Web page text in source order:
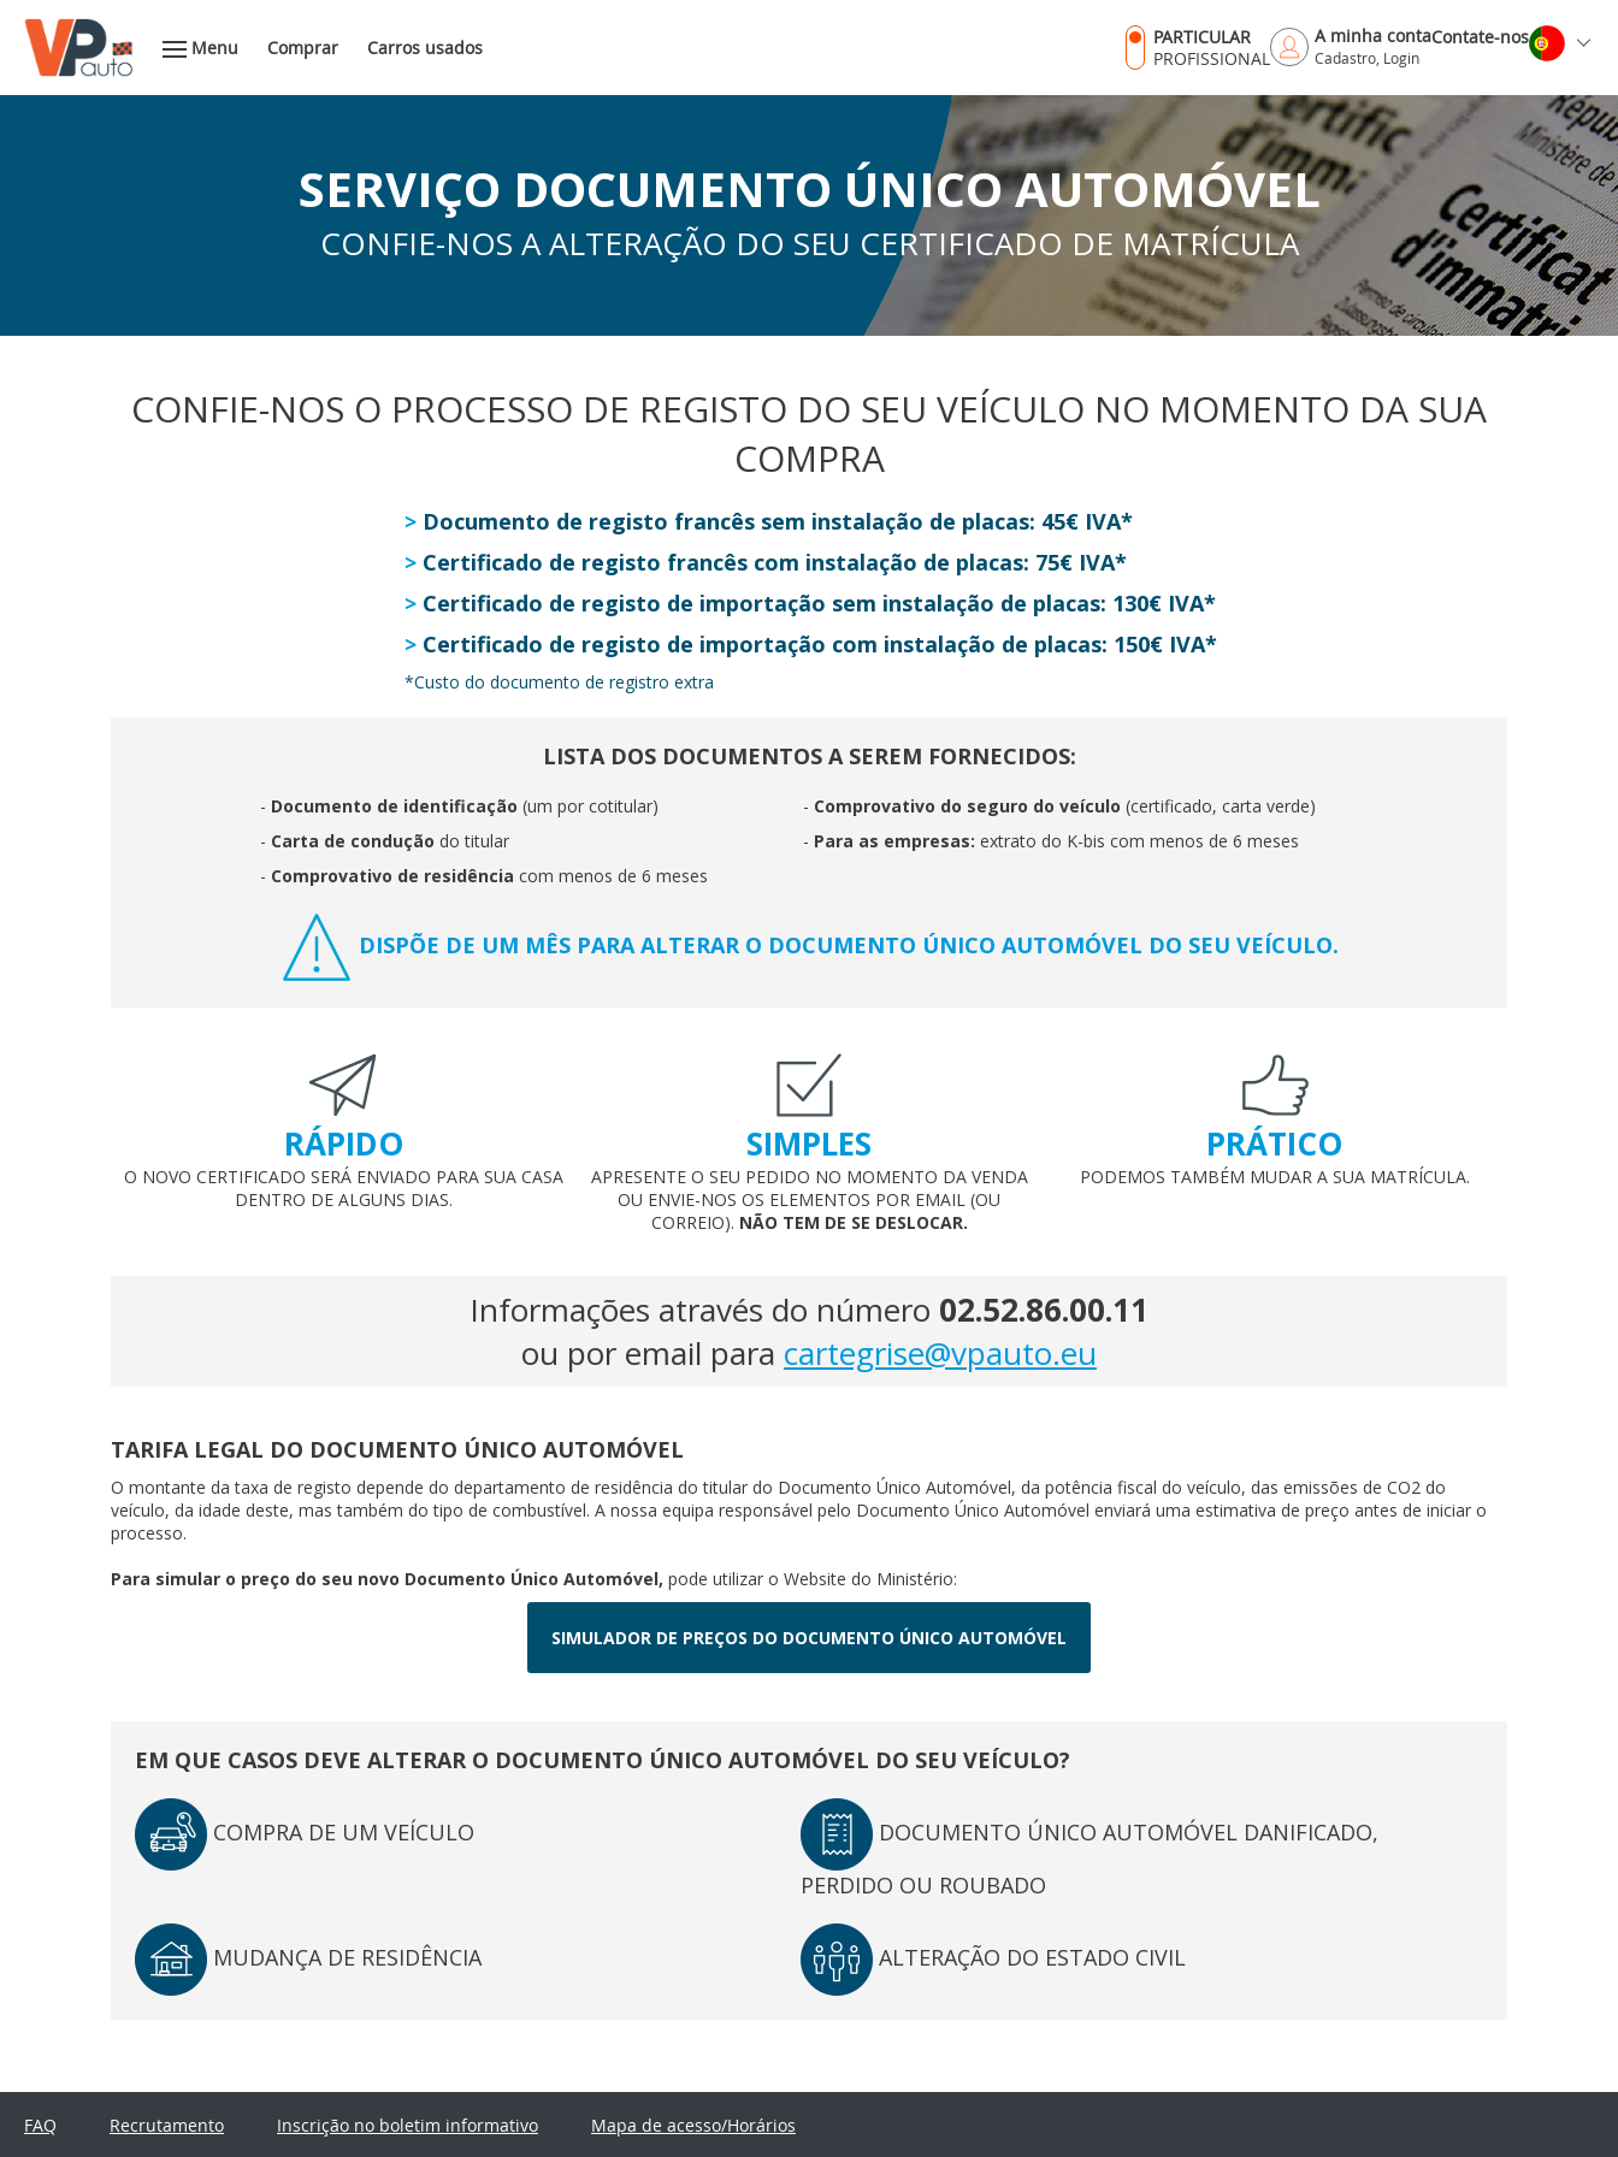
Menu Comprar Carros usados
PARTICULAR
PROFISSIONAL
A minha conta
Cadastro, Login
Contate-nos
SERVIÇO DOCUMENTO ÚNICO AUTOMÓVEL
CONFIE-NOS A ALTERAÇÃO DO SEU CERTIFICADO DE MATRÍCULA
CONFIE-NOS O PROCESSO DE REGISTO DO SEU VEÍCULO NO MOMENTO DA SUA
COMPRA
>Documento de registo francês sem instalação de placas: 45€ IVA*
>Certificado de registo francês com instalação de placas: 75€ IVA*
>Certificado de registo de importação sem instalação de placas: 130€ IVA*
>Certificado de registo de importação com instalação de placas: 150€ IVA*
*Custo do documento de registro extra
LISTA DOS DOCUMENTOS A SEREM FORNECIDOS:
- Documento de identificação (um por cotitular) - Comprovativo do seguro do veículo (certificado, carta verde)
- Carta de condução do titular - Para as empresas: extrato do K-bis com menos de 6 meses
- Comprovativo de residência com menos de 6 meses
DISPÕE DE UM MÊS PARA ALTERAR O DOCUMENTO ÚNICO AUTOMÓVEL DO SEU VEÍCULO.
RÁPIDO
O NOVO CERTIFICADO SERÁ ENVIADO PARA SUA CASA
DENTRO DE ALGUNS DIAS.
SIMPLES
APRESENTE O SEU PEDIDO NO MOMENTO DA VENDA
OU ENVIE-NOS OS ELEMENTOS POR EMAIL (OU
CORREIO). NÃO TEM DE SE DESLOCAR.
PRÁTICO
PODEMOS TAMBÉM MUDAR A SUA MATRÍCULA.
Informações através do número 02.52.86.00.11
ou por email para cartegrise@vpauto.eu
TARIFA LEGAL DO DOCUMENTO ÚNICO AUTOMÓVEL
O montante da taxa de registo depende do departamento de residência do titular do Documento Único Automóvel, da potência fiscal do veículo, das emissões de CO2 do
veículo, da idade deste, mas também do tipo de combustível. A nossa equipa responsável pelo Documento Único Automóvel enviará uma estimativa de preço antes de iniciar o
processo.
Para simular o preço do seu novo Documento Único Automóvel, pode utilizar o Website do Ministério:
SIMULADOR DE PREÇOS DO DOCUMENTO ÚNICO AUTOMÓVEL
EM QUE CASOS DEVE ALTERAR O DOCUMENTO ÚNICO AUTOMÓVEL DO SEU VEÍCULO?
COMPRA DE UM VEÍCULO
DOCUMENTO ÚNICO AUTOMÓVEL DANIFICADO,
PERDIDO OU ROUBADO
MUDANÇA DE RESIDÊNCIA ALTERAÇÃO DO ESTADO CIVIL
FAQ Recrutamento Inscrição no boletim informativo Mapa de acesso/Horários